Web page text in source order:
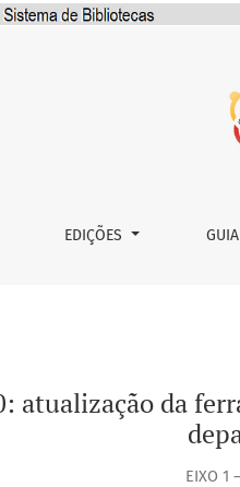
EDIÇÕES
atualização da
EIXO 1